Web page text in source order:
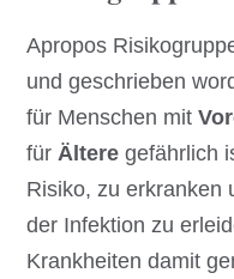
Apropos
und geschrieben
für Menschen mit
fürÄltere gefährlich
Risiko, zu erkranken
der Infektion zu
Krankheiten damit